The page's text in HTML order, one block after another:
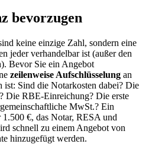
bevorzugen
keine einzige Zahl, sondern eine
jeder verhandelbar ist (außer den
Bevor Sie ein Angebot
zeilenweise Aufschlüsselung an
ist: Sind die Notarkosten dabei? Die
Die RBE-Einreichung? Die erste
MwSt.? Ein
€, das Notar, RESA und
schnell zu einem Angebot von
hinzugefügt werden.